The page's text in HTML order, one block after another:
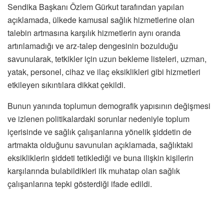
Sendika Başkanı Özlem Gürkut tarafından yapılan
açıklamada, ülkede kamusal sağlık hizmetlerine olan
talebin artmasına karşılık hizmetlerin aynı oranda
artırılamadığı ve arz-talep dengesinin bozulduğu
savunularak, tetkikler için uzun bekleme listeleri, uzman,
yatak, personel, cihaz ve ilaç eksiklikleri gibi hizmetleri
etkileyen sıkıntılara dikkat çekildi.
Bunun yanında toplumun demografik yapısının değişmesi
ve izlenen politikalardaki sorunlar nedeniyle toplum
içerisinde ve sağlık çalışanlarına yönelik şiddetin de
artmakta olduğunu savunulan açıklamada, sağlıktaki
eksikliklerin şiddeti tetiklediği ve buna ilişkin kişilerin
karşılarında bulabildikleri ilk muhatap olan sağlık
çalışanlarına tepki gösterdiği ifade edildi.